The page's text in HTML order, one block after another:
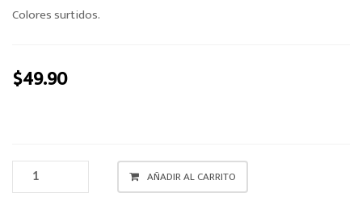
Colores surtidos.
$49.90
PIEDRAS
AÑADIR AL CARRITO